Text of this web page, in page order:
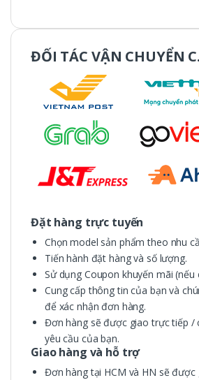
ĐỐI TÁC VẬN CHUYỂN
Đặt hàng trực tuyến
Chọn model sản phẩm theo nhu
Tiến hành đặt hàng và số lượng.
Sử dụng Coupon khuyến mãi (nếu
Cung cấp thông tin của bạn và
để xác nhận đơn hàng.
Đơn hàng sẽ được giao trực tiếp /
yêu cầu của bạn.
Giao hàng và hỗ trợ
Đơn hàng tại HCM và HN sẽ được